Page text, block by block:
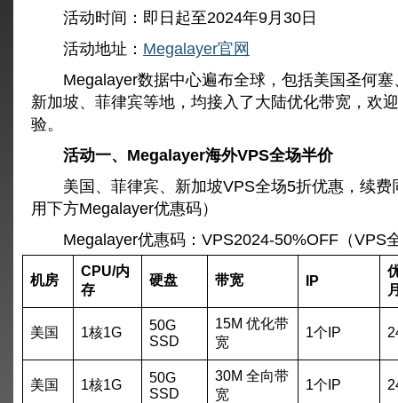
活动时间：即日起至2024年9月30日
活动地址： Megalayer官网
Megalayer数据中心遍布全球，包括美国圣何塞
新加坡、菲律宾等地，均接入了大陆优化带宽，欢
验。
活动一、Megalayer海外VPS全场半价
美国、菲律宾、新加坡VPS全场5折优惠，续费
用下方Megalayer优惠码）
Megalayer优惠码：VPS2024-50%OFF（VPS
机房
CPU/内
存
硬盘 带宽 IP
美国 1核1G
50G
SSD
15M 优化带
宽
1个IP
美国 1核1G
50G
SSD
30M 全向带
宽
1个IP